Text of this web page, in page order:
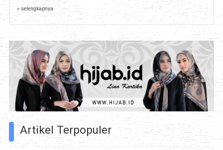
» selengkapnya
Artikel Terpopuler